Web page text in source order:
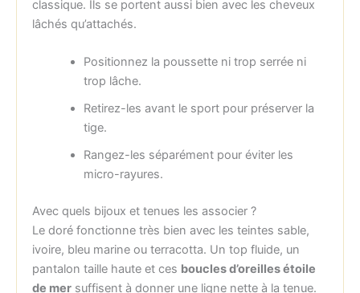
classique. Ils se portent aussi bien avec les cheveux
lâchés qu’attachés.
Positionnez la poussette ni trop serrée ni
trop lâche.
Retirez-les avant le sport pour préserver la
tige.
Rangez-les séparément pour éviter les
micro-rayures.
Avec quels bijoux et tenues les associer ?
Le doré fonctionne très bien avec les teintes sable,
ivoire, bleu marine ou terracotta. Un top fluide, un
pantalon taille haute et ces boucles d’oreilles étoile
de mersuffisent à donner une ligne nette à la tenue.